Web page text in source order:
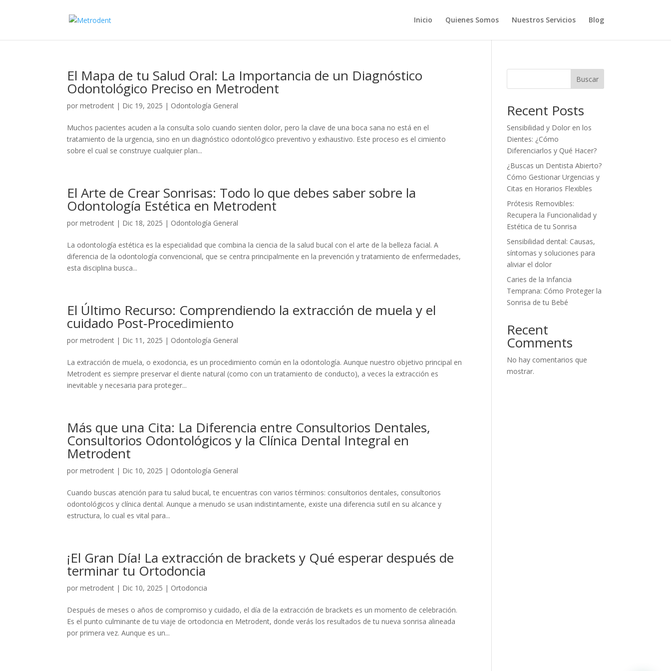
Inicio Quienes Somos Nuestros Servicios Blog
El Mapa de tu Salud Oral: La Importancia de un Diagnóstico
Odontológico Preciso en Metrodent
pormetrodent | Dic 19, 2025 | Odontología General
Muchos pacientes acuden a la consulta solo cuando sienten dolor, pero la clave de una boca sana no está en el
tratamiento de la urgencia, sino en un diagnóstico odontológico preventivo y exhaustivo. Este proceso es el cimiento
sobre el cual se construye cualquier plan...
El Arte de Crear Sonrisas: Todo lo que debes saber sobre la
Odontología Estética en Metrodent
pormetrodent | Dic 18, 2025 | Odontología General
La odontología estética es la especialidad que combina la ciencia de la salud bucal con el arte de la belleza facial. A
diferencia de la odontología convencional, que se centra principalmente en la prevención y tratamiento de enfermedades,
esta disciplina busca...
El Último Recurso: Comprendiendo la extracción de muela y el
cuidado Post-Procedimiento
pormetrodent | Dic 11, 2025 | Odontología General
La extracción de muela, o exodoncia, es un procedimiento común en la odontología. Aunque nuestro objetivo principal en
Metrodent es siempre preservar el diente natural (como con un tratamiento de conducto), a veces la extracción es
inevitable y necesaria para proteger...
Más que una Cita: La Diferencia entre Consultorios Dentales,
Consultorios Odontológicos y la Clínica Dental Integral en
Metrodent
pormetrodent | Dic 10, 2025 | Odontología General
Cuando buscas atención para tu salud bucal, te encuentras con varios términos: consultorios dentales, consultorios
odontológicos y clínica dental. Aunque a menudo se usan indistintamente, existe una diferencia sutil en su alcance y
estructura, lo cual es vital para...
¡El Gran Día! La extracción de brackets y Qué esperar después de
terminar tu Ortodoncia
pormetrodent | Dic 10, 2025 | Ortodoncia
Después de meses o años de compromiso y cuidado, el día de la extracción de brackets es un momento de celebración.
Es el punto culminante de tu viaje de ortodoncia en Metrodent, donde verás los resultados de tu nueva sonrisa alineada
por primera vez. Aunque es un...
Buscar
Recent Posts
Sensibilidad y Dolor en los
Dientes: ¿Cómo
Diferenciarlos y Qué Hacer?
¿Buscas un Dentista Abierto?
Cómo Gestionar Urgencias y
Citas en Horarios Flexibles
Prótesis Removibles:
Recupera la Funcionalidad y
Estética de tu Sonrisa
Sensibilidad dental: Causas,
síntomas y soluciones para
aliviar el dolor
Caries de la Infancia
Temprana: Cómo Proteger la
Sonrisa de tu Bebé
Recent
Comments
No hay comentarios que
mostrar.